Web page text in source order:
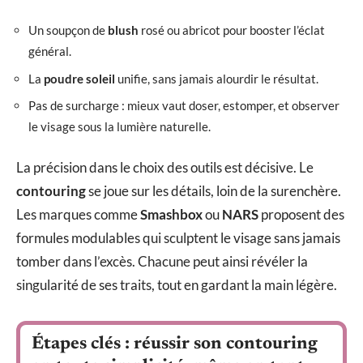
Un soupçon de blush rosé ou abricot pour booster l’éclat
général.
La poudre soleil unifie, sans jamais alourdir le résultat.
Pas de surcharge : mieux vaut doser, estomper, et observer
le visage sous la lumière naturelle.
La précision dans le choix des outils est décisive. Le
contouringse joue sur les détails, loin de la surenchère.
Les marques commeSmashboxouNARSproposent des
formules modulables qui sculptent le visage sans jamais
tomber dans l’excès. Chacune peut ainsi révéler la
singularité de ses traits, tout en gardant la main légère.
Étapes clés : réussir son contouring